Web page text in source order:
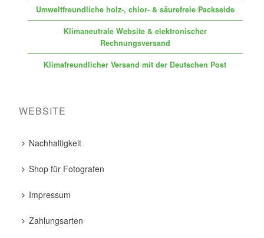
Umweltfreundliche holz-, chlor- & säurefreie Packseide
Klimaneutrale Website & elektronischer
Rechnungsversand
Klimafreundlicher Versand mit der Deutschen Post
WEBSITE
Nachhaltigkeit
Shop für Fotografen
Impressum
Zahlungsarten